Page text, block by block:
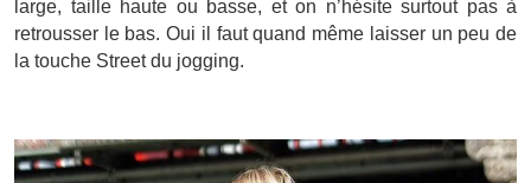
large, taille haute ou basse, et on n’hésite surtout pas à
retrousser le bas. Oui il faut quand même laisser un peu de
la touche Street du jogging.